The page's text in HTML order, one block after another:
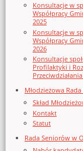
Konsultacje w
Współpracy
2025
Konsultacje w
Współpracy
2026
Konsultacje
Profilaktyki i
Młodzieżowa
Skład
Kontakt
Statut
Rada Seniorów w